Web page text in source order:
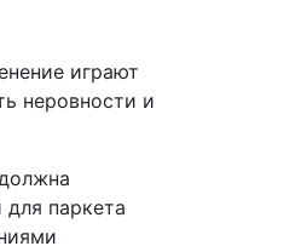
играют
неровности и
паркета